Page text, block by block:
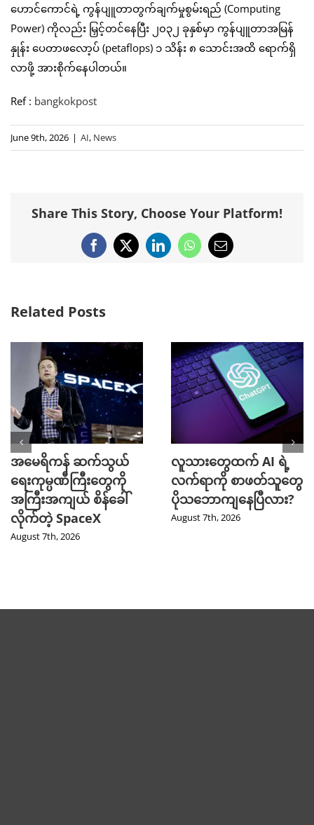
ဟောင်ကောင်ရဲ့ ကွန်ပျူတာတွက်ချက်မှုစွမ်းရည် (Computing
Power) ကိုလည်း မြှင့်တင်နေပြီး ၂၀၃၂ ခုနှစ်မှာ ကွန်ပျူတာအမြန်
နှုန်း ပေတာဖလော့ပ် (petaflops) ၁ သိန်း ၈ သောင်းအထိ ရောက်ရှိ
လာဖို့ အားစိုက်နေပါတယ်။
Ref : bangkokpost
June 9th, 2026 | AI, News
Share This Story, Choose Your Platform!
Facebook
X LinkedInWhatsApp
Email
Related Posts
အမေရိကန် ဆက်သွယ်
ရေးကုမ္ပဏီကြီးတွေကို
အကြီးအကျယ် စိန်ခေါ်
လိုက်တဲ့ SpaceX
August 7th, 2026
လူသားတွေထက် AI ရဲ့
လက်ရာကို စာဖတ်သူတွေ
ပိုသဘောကျနေပြီလား?
August 7th, 2026